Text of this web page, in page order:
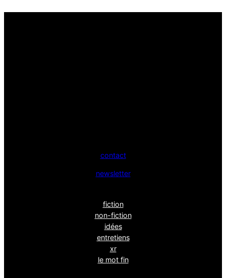
contact
newsletter
fiction
non-fiction
idées
entretiens
xr
le mot fin